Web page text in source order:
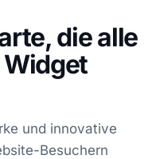
die alle
und innovative
Besuchern